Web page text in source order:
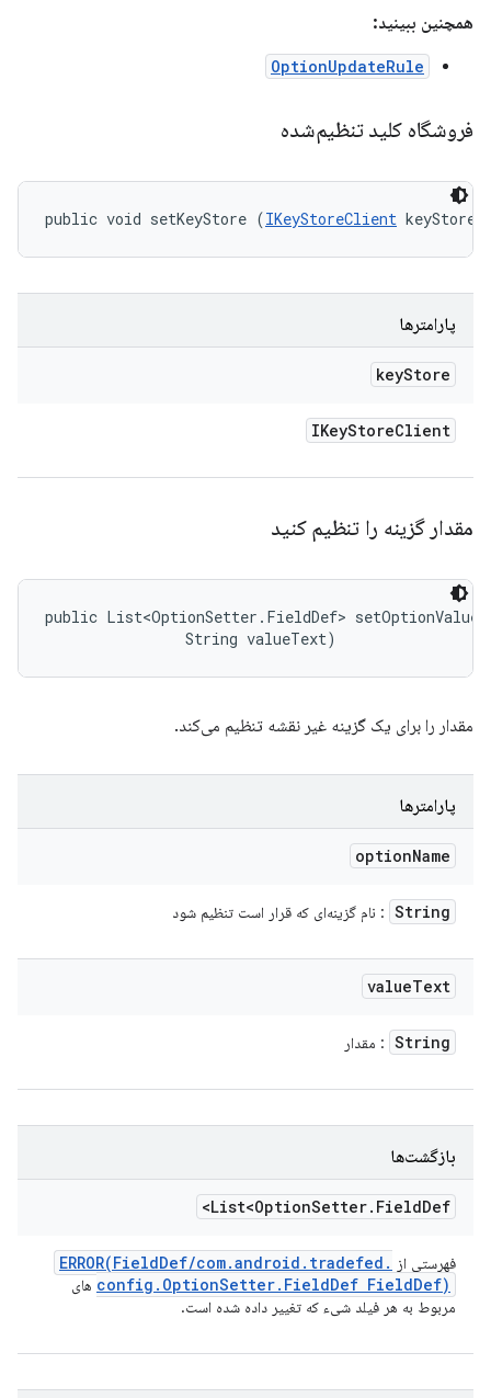
همچنین ببینید:
OptionUpdateRule
فروشگاه کلید تنظیم‌شده
public void setKeyStore (IKeyStoreClient keyStore)
پارامترها
keyStore
IKeyStoreClient
مقدار گزینه را تنظیم کنید
public List<OptionSetter.FieldDef>
                String valueText)
مقدار را برای یک گزینه غیر نقشه تنظیم می‌کند.
پارامترها
optionName
String : نام گزینه‌ای که قرار است تنظیم شود
valueText
String : مقدار
بازگشت‌ها
List<OptionSetter. FieldDef>
فهرستی از ERROR(FieldDef/com.android . tradefed .
config . OptionSetter. FieldDef FieldDef)
های
مربوط به هر فیلد شیء که تغییر داده شده است.